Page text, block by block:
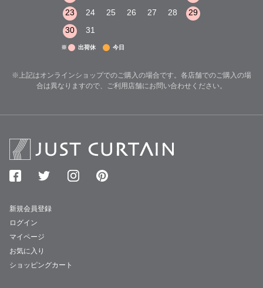
23
24 25 26 27 28
29
30
31
※ 出荷休 今日
※上記はオンラインショップでのご購入の場合です。各店舗でのご購入の場
合は異なりますので、ご利用店舗にお問い合わせください。
新規会員登録
ログイン
マイページ
お気に入り
ショッピングカート